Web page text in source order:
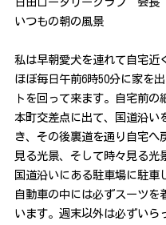
いつもの朝の風景
私は早朝愛犬を連れて自宅近
ほぼ毎日午前6時50分に家を
トを回って来ます。自宅前
本町交差点に出て、国道沿い
き、その後裏道を通り自宅へ
見る光景、そして時々見る光
国道沿いにある駐車場に駐車
自動車の中には必ずスーツを
います。週末以外は必ずいら